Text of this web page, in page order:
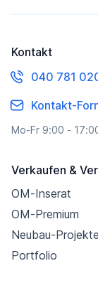
Kontakt
040 781
Kontakt-
Mo-Fr 9:00 -
Verkaufen &
OM-Inserat
OM-Premium
Neubau-Projekte
Portfolio